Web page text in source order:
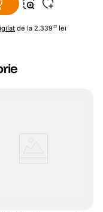
de la 2.339 22 lei